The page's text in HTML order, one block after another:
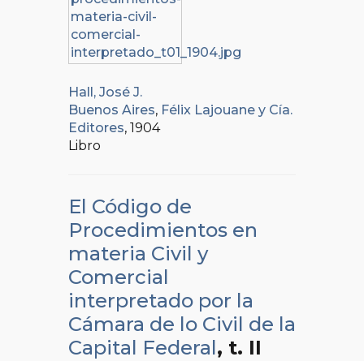
Hall, José J.
Buenos Aires, Félix Lajouane y Cía.
Editores, 1904
Libro
El Código de
Procedimientos en
materia Civil y
Comercial
interpretado por la
Cámara de lo Civil de la
Capital Federal, t. II